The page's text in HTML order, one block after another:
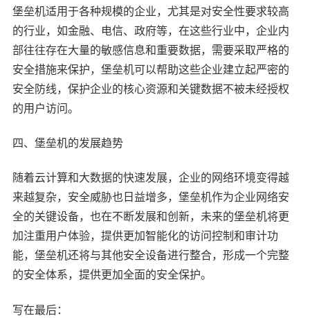
堡垒机适用于各种规模的企业，尤其是对安全性要求较高
的行业，如金融、电信、政府等，在这些行业中，企业内
部往往存在大量的敏感信息和重要数据，需要采取严格的
安全措施来保护，堡垒机可以帮助这些企业建立起严密的
安全防线，保护企业的核心资源和关键数据不被未经授权
的用户访问。
四、堡垒机的发展趋势
随着云计算和大数据的快速发展，企业的网络环境变得越
来越复杂，安全威胁也日益增多，堡垒机作为企业网络安
全的关键设备，也在不断发展和创新，未来的堡垒机将更
加注重用户体验，提供更加智能化的访问控制和审计功
能，堡垒机还将与其他安全设备进行整合，形成一个完整
的安全体系，提供更加全面的安全保护。
写在最后：